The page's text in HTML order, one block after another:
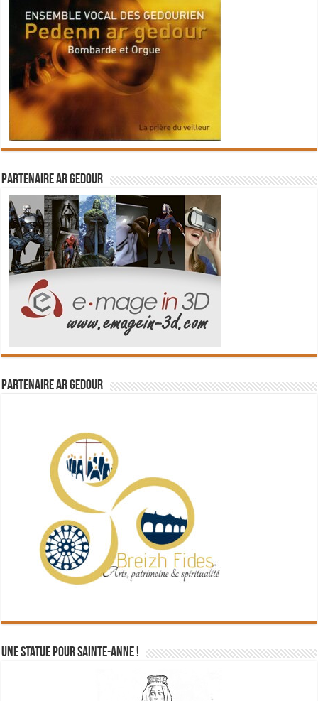
Partenaire Ar Gedour
Partenaire Ar Gedour
Une statue pour Sainte-Anne !